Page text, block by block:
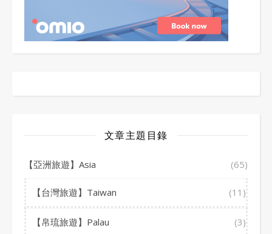
文章主題目錄
【亞洲旅遊】Asia (65)
【台灣旅遊】Taiwan (11)
【帛琉旅遊】Palau (3)